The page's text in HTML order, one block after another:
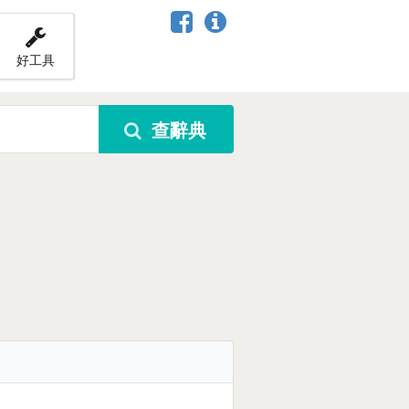
好工具
查辭典